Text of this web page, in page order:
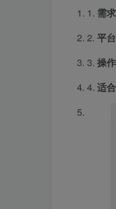
1. 需
2. 平
3. 操
4. 适